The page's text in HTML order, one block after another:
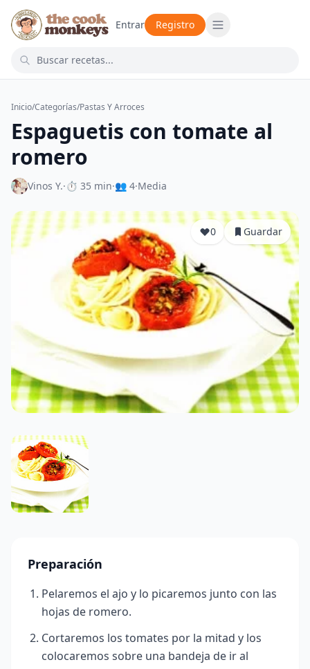
Entrar Registro
Inicio/Categorías/Pastas Y Arroces
Espaguetis con tomate al
romero
Vinos Y.·⏱ 35 min·👥 4·Media
0 Guardar
Preparación
Pelaremos el ajo y lo picaremos junto con las
hojas de romero.
Cortaremos los tomates por la mitad y los
colocaremos sobre una bandeja de ir al